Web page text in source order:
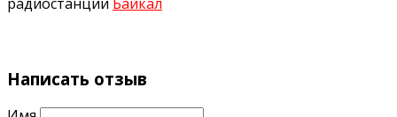
Написать отзыв